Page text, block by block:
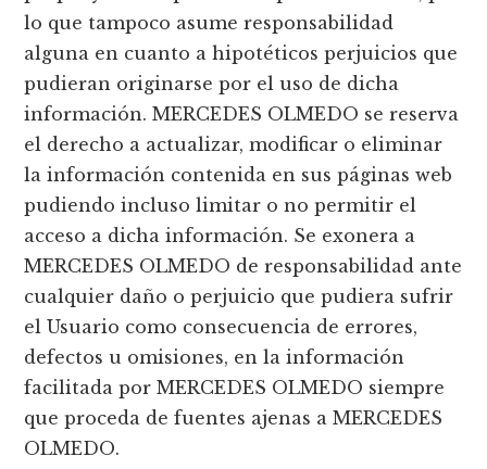
lo que tampoco asume responsabilidad
alguna en cuanto a hipotéticos perjuicios que
pudieran originarse por el uso de dicha
información. MERCEDES OLMEDO se reserva
el derecho a actualizar, modificar o eliminar
la información contenida en sus páginas web
pudiendo incluso limitar o no permitir el
acceso a dicha información. Se exonera a
MERCEDES OLMEDO de responsabilidad ante
cualquier daño o perjuicio que pudiera sufrir
el Usuario como consecuencia de errores,
defectos u omisiones, en la información
facilitada por MERCEDES OLMEDO siempre
que proceda de fuentes ajenas a MERCEDES
OLMEDO.